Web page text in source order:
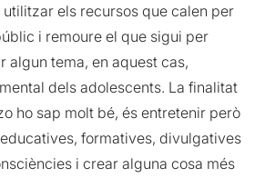
els recursos que calen per
i remoure el que sigui per
algun tema, en aquest cas,
dels adolescents. La finalitat
ho sap molt bé, és entretenir però
formatives, divulgatives
i crear alguna cosa més